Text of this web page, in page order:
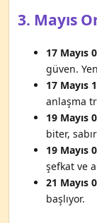
3. Mayıs
17 Mayıs
güven.
17 Mayıs
anlaşma
19 Mayıs
biter,
19 Mayıs
şefkat ve
21 Mayıs
başlıyor.